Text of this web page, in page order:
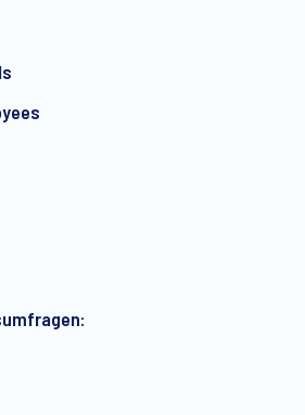
über Produkte und Dienstleistungen
erhalten. Sie können Ihre Zustimmung
für die Zukunft widerrufen.